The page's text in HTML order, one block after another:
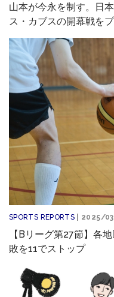
山本が今永を制す。日
ス・カブスの開幕戦を
SPORTS REPORTS | 2025/
【Bリーグ第27節】各
敗を11でストップ